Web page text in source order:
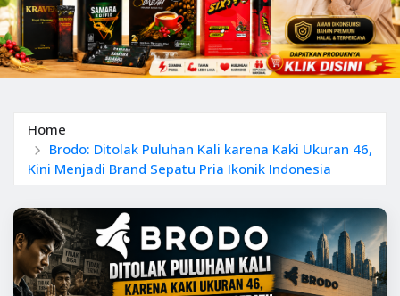
Home
Brodo: Ditolak Puluhan Kali karena Kaki Ukuran 46,
Kini Menjadi Brand Sepatu Pria Ikonik Indonesia